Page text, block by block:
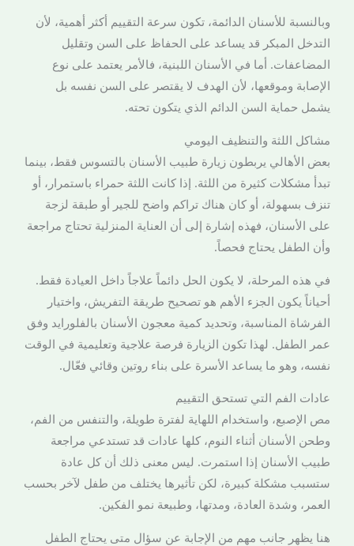
وبالنسبة للأسنان الدائمة، تكون سرعة التقييم أكثر أهمية، لأن
التدخل المبكر قد يساعد على الحفاظ على السن وتقليل
المضاعفات. أما في الأسنان اللبنية، فالأمر يعتمد على نوع
الإصابة وموقعها، لأن الهدف لا يقتصر على السن نفسه بل
يشمل حماية السن الدائم الذي يتكون تحته.
مشاكل اللثة والتنظيف اليومي
بعض الأهالي يربطون زيارة طبيب الأسنان بالتسوس فقط، بينما
تبدأ مشكلات كثيرة من اللثة. إذا كانت اللثة حمراء باستمرار، أو
تنزف بسهولة، أو كان هناك تراكم واضح للجير أو طبقة لزجة
على الأسنان، فهذه إشارة إلى أن العناية المنزلية تحتاج مراجعة
وأن الطفل يحتاج فحصاً.
في هذه المرحلة، لا يكون الحل دائماً علاجاً داخل العيادة فقط.
أحياناً يكون الجزء الأهم هو تصحيح طريقة التفريش، واختيار
الفرشاة المناسبة، وتحديد كمية معجون الأسنان بالفلورايد وفق
عمر الطفل. لهذا تكون الزيارة فرصة علاجية وتعليمية في الوقت
نفسه، وهو ما يساعد الأسرة على بناء روتين وقائي فعّال.
عادات الفم التي تستحق التقييم
مص الإصبع، واستخدام اللهاية لفترة طويلة، والتنفس من الفم،
وطحن الأسنان أثناء النوم، كلها عادات قد تستدعي مراجعة
طبيب الأسنان إذا استمرت. ليس معنى ذلك أن كل عادة
ستسبب مشكلة كبيرة، لكن تأثيرها يختلف من طفل لآخر بحسب
العمر، وشدة العادة، ومدتها، وطبيعة نمو الفكين.
هنا يظهر جانب مهم من الإجابة عن سؤال متى يحتاج الطفل